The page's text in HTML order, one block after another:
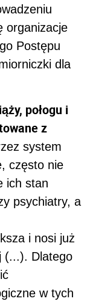
organizacje
Postępu
dla
połogu i
z
system
często nie
ich stan
psychiatry, a
i nosi już
(...). Dlatego
w tych